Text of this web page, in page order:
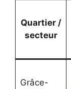
Quartier /
secteur
Grâce-